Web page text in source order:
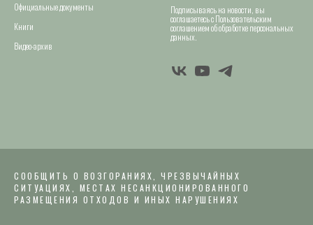
Официальные документы
Книги
Видео-архив
Подписываясь на новости, вы
соглашаетесь с Пользовательским
соглашением об обработке персональных
данных.
СООБЩИТЬ О ВОЗГОРАНИЯХ, ЧРЕЗВЫЧАЙНЫХ
СИТУАЦИЯХ, МЕСТАХ НЕСАНКЦИОНИРОВАННОГО
РАЗМЕЩЕНИЯ ОТХОДОВ И ИНЫХ НАРУШЕНИЯХ